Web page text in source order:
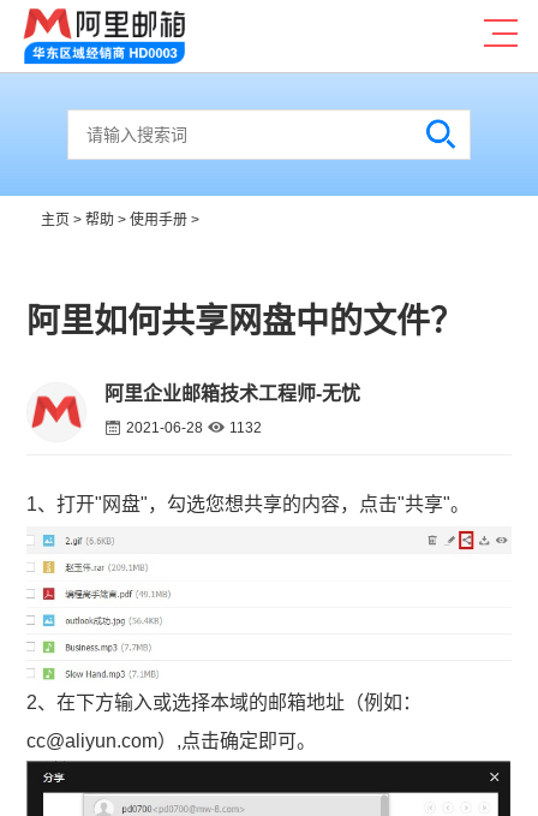
主页 > 帮助> 使用手册>
阿里如何共享网盘中的文件？
阿里企业邮箱技术工程师-无忧
2021-06-28 1132
1、打开"网盘"，勾选您想共享的内容，点击"共享"。
2、在下方输入或选择本域的邮箱地址（例如：
cc@aliyun.com）,点击确定即可。